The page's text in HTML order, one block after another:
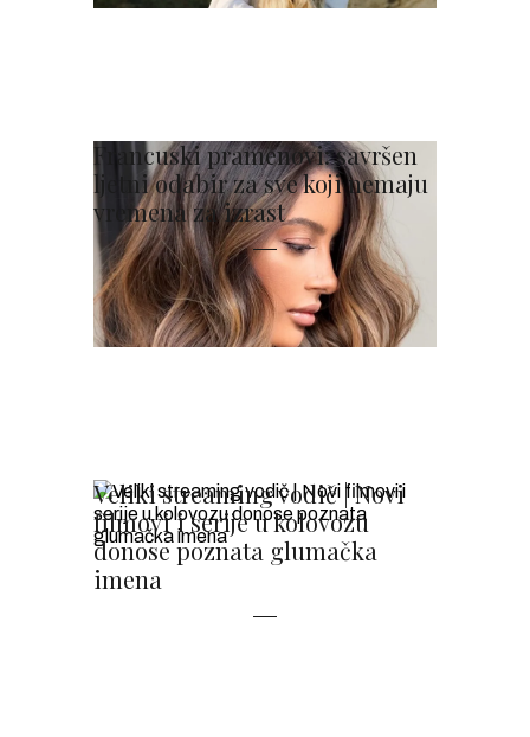
Francuski pramenovi: savršen
ljetni odabir za sve koji nemaju
vremena za izrast
Veliki streaming vodič | Novi
filmovi i serije u kolovozu
donose poznata glumačka
imena